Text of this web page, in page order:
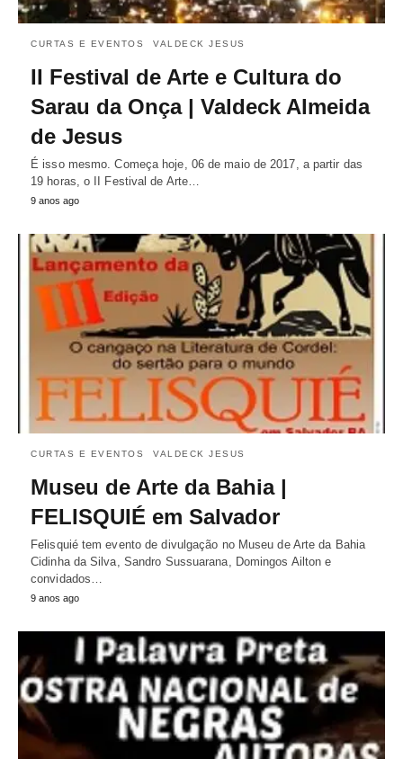
CURTAS E EVENTOS VALDECK JESUS
II Festival de Arte e Cultura do
Sarau da Onça | Valdeck Almeida
de Jesus
É isso mesmo. Começa hoje, 06 de maio de 2017, a partir das
19 horas, o II Festival de Arte…
9 anos ago
CURTAS E EVENTOS VALDECK JESUS
Museu de Arte da Bahia |
FELISQUIÉ em Salvador
Felisquié tem evento de divulgação no Museu de Arte da Bahia
Cidinha da Silva, Sandro Sussuarana, Domingos Ailton e
convidados…
9 anos ago